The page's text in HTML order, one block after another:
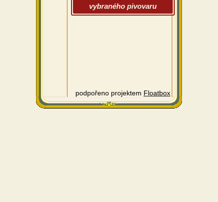
vybraného pivovaru
podpořeno projektem Floatbox